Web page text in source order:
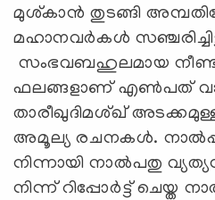
മുശ്കാൻ തുടങ്ങി
മഹാനവർകൾ
സംഭവബഹുലമായ നീണ്ട
ഫലങ്ങളാണ് എണ്‍പത്
താരീഖുദിമശ്ഖ്
അമൂല്യ രചനകൾ.
നിന്നായി നാൽപതു
നിന്ന് റിപ്പോർട്ട് ചെയ്ത